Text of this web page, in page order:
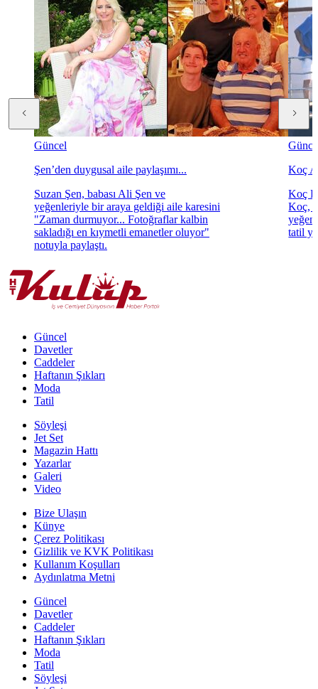
Güncel
Şen’den duygusal aile paylaşımı...
Suzan Şen, babası Ali Şen ve
yeğenleriyle bir araya geldiği aile karesini
"Zaman durmuyor... Fotoğraflar kalbin
sakladığı en kıymetli emanetler oluyor"
notuyla paylaştı.
Koç
Koç
Koç,
tatil
Güncel
Davetler
Caddeler
Haftanın Şıkları
Moda
Tatil
Söyleşi
Jet Set
Magazin Hattı
Yazarlar
Galeri
Video
Bize Ulaşın
Künye
Çerez Politikası
Gizlilik ve KVK Politikası
Kullanım Koşulları
Aydınlatma Metni
Güncel
Davetler
Caddeler
Haftanın Şıkları
Moda
Tatil
Söyleşi